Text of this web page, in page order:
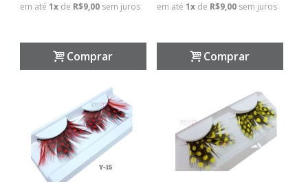
em até1x de R$9,00 sem juros
Comprar
em até1x de R$9,00 sem juros
Comprar